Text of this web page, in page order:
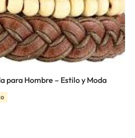
para Hombre – Estilo y Moda